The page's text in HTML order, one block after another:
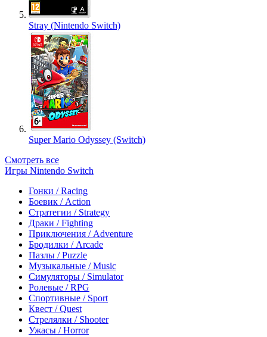
Stray (Nintendo Switch)
Super Mario Odyssey (Switch)
Смотреть все
Игры Nintendo Switch
Гонки / Racing
Боевик / Action
Стратегии / Strategy
Драки / Fighting
Приключения / Adventure
Бродилки / Arcade
Пазлы / Puzzle
Музыкальные / Music
Симуляторы / Simulator
Ролевые / RPG
Спортивные / Sport
Квест / Quest
Стрелялки / Shooter
Ужасы / Horror